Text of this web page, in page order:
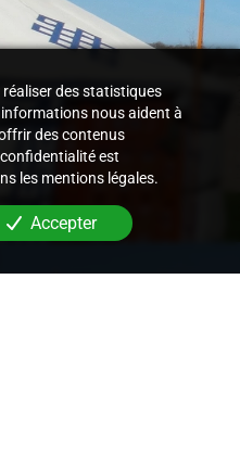
des statistiques
nous aident à
des contenus
est
les mentions légales.
Accepter